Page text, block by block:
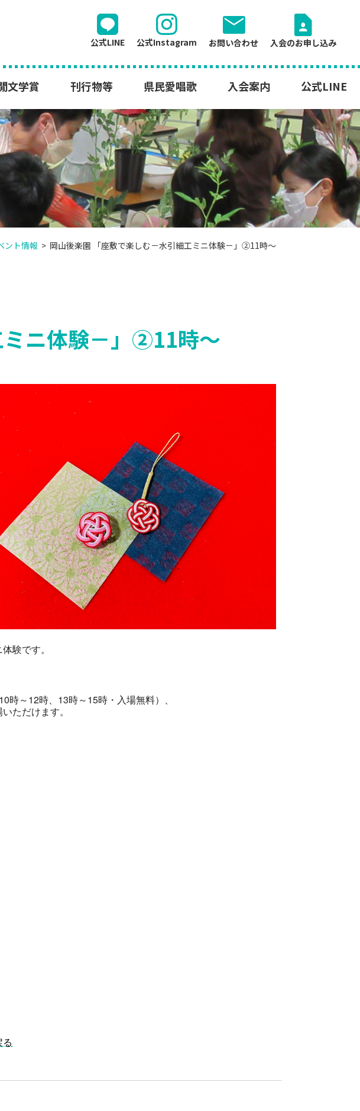
公式LINE 公式Instagram
mail
お問い合わせ
contact_page
入会のお申し込み
文学賞 刊行物等 県民愛唱歌 入会案内 公式LINE
ント情報 > 岡山後楽園 「座敷で楽しむ－水引細工ミニ体験－」②11時～
ミニ体験－」②11時～
験です。
～12時、13時～15時・入場無料）、
ただけます。